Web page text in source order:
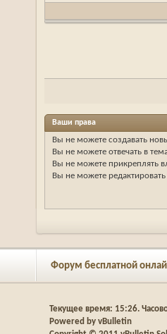
Ваши права
Вы не можете создавать
Вы не можете отвечать в
Вы не можете прикреплять
Вы не можете
Форум бесплатной
Текущее время: 15:26.
Powered by vBulletin